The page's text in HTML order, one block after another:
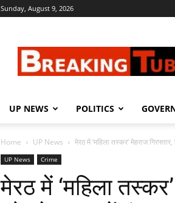
Sunday, August 9, 2026
UP NEWS POLITICS
Home UP News मेरठ में ‘महिला तस्कर’ मेहराज
UP News Crime
मेरठ में ‘महिला